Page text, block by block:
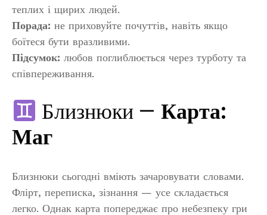
теплих і щирих людей.
Порада: не приховуйте почуттів, навіть якщо
боїтеся бути вразливими.
Підсумок: любов поглиблюється через турботу та
співпереживання.
Близнюки —Карта:
Маг
Близнюки сьогодні вміють зачаровувати словами.
Флірт, переписка, зізнання — усе складається
легко. Однак карта попереджає про небезпеку гри